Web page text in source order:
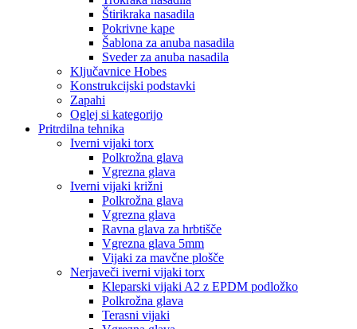
Štirikraka nasadila
Pokrivne kape
Šablona za anuba nasadila
Sveder za anuba nasadila
Ključavnice Hobes
Konstrukcijski podstavki
Zapahi
Oglej si kategorijo
Pritrdilna tehnika
Iverni vijaki torx
Polkrožna glava
Vgrezna glava
Iverni vijaki križni
Polkrožna glava
Vgrezna glava
Ravna glava za hrbtišče
Vgrezna glava 5mm
Vijaki za mavčne plošče
Nerjaveči iverni vijaki torx
Kleparski vijaki A2 z EPDM podložko
Polkrožna glava
Terasni vijaki